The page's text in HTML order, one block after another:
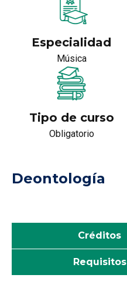
Especialidad
Música
Tipo de curso
Obligatorio
Deontología
Créditos
Requisitos